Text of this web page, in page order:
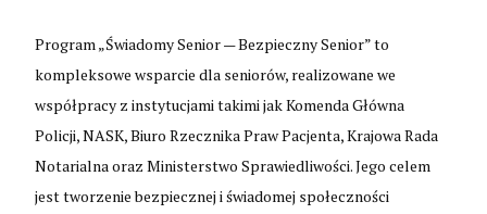
Program „Świadomy Senior — Bezpieczny Senior” to
kompleksowe wsparcie dla seniorów, realizowane we
współpracy z instytucjami takimi jak Komenda Główna
Policji, NASK, Biuro Rzecznika Praw Pacjenta, Krajowa Rada
Notarialna oraz Ministerstwo Sprawiedliwości. Jego celem
jest tworzenie bezpiecznej i świadomej społeczności